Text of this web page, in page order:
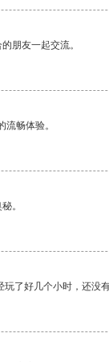
朋友一起交流。
畅体验。
。
玩了好几个小时，还没